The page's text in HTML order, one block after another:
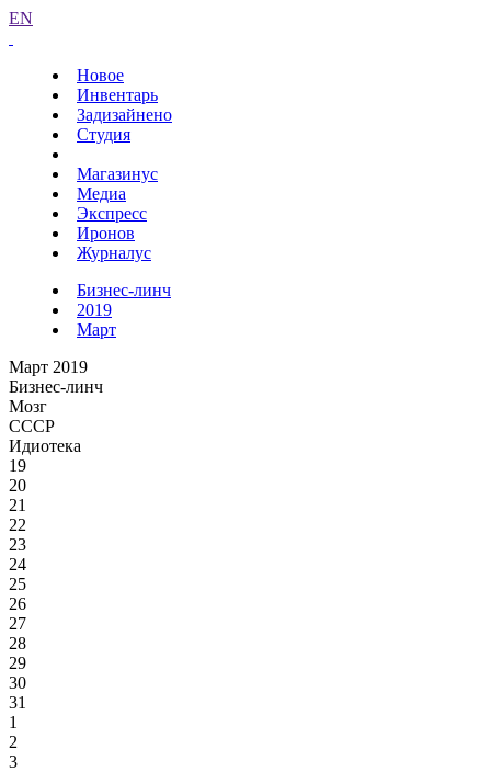
EN
Новое
Инвентарь
Задизайнено
Студия
Магазинус
Медиа
Экспресс
Иронов
Журналус
Бизнес-линч
2019
Март
Март 2019
Бизнес-линч
Мозг
СССР
Идиотека
19
20
21
22
23
24
25
26
27
28
29
30
31
1
2
3